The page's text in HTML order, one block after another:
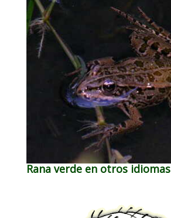
Rana verde en otros idiomas